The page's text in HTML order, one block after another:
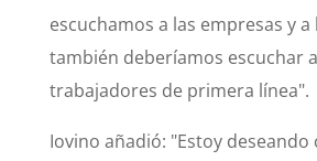
escuchamos a las empresas y
también deberíamos escuchar
trabajadores de primera línea".
Iovino añadió: "Estoy deseando